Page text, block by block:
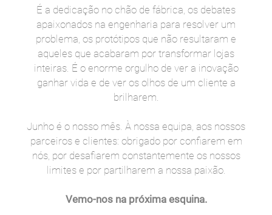
É a dedicação no chão de fábrica, os debates
apaixonados na engenharia para resolver um
problema, os protótipos que não resultaram e
aqueles que acabaram por transformar lojas
inteiras. É o enorme orgulho de ver a inovação
ganhar vida e de ver os olhos de um cliente a
brilharem.
Junho é o nosso mês. À nossa equipa, aos nossos
parceiros e clientes: obrigado por confiarem em
nós, por desafiarem constantemente os nossos
limites e por partilharem a nossa paixão.
Vemo-nos na próxima esquina.